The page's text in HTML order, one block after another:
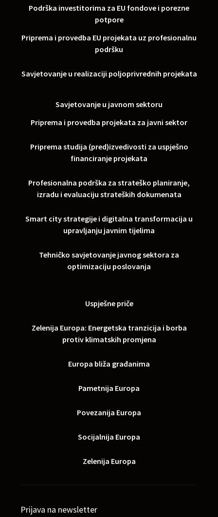
Podrška investitorima za EU fondove i porezne
potpore
Priprema i provedba EU projekata uz profesionalnu
podršku
Savjetovanje u realizaciji poljoprivrednih projekata
Savjetovanje u javnom sektoru
Priprema i provedba projekata za javni sektor
Priprema studija (pred)izvedivosti za uspješno
financiranje projekata
Profesionalna podrška za strateško planiranje,
izradu i evaluaciju strateških dokumenata
Smart city strategije i digitalna transformacija u
upravljanju javnim tijelima
Tehničko savjetovanje javnog sektora za
optimizaciju poslovanja
Uspješne priče
Zelenija Europa: Energetska tranzicija i borba
protiv klimatskih promjena
Europa bliža građanima
Pametnija Europa
Povezanija Europa
Socijalnija Europa
Zelenija Europa
Prijava na newsletter